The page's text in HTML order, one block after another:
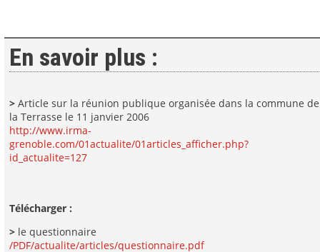
En savoir plus :
>Article sur la réunion publique organisée dans la commune de
la Terrasse le 11 janvier 2006
http://www.irma-
grenoble.com/01actualite/01articles_afficher.php?
id_actualite=127
Télécharger :
>le questionnaire
/PDF/actualite/articles/questionnaire.pdf